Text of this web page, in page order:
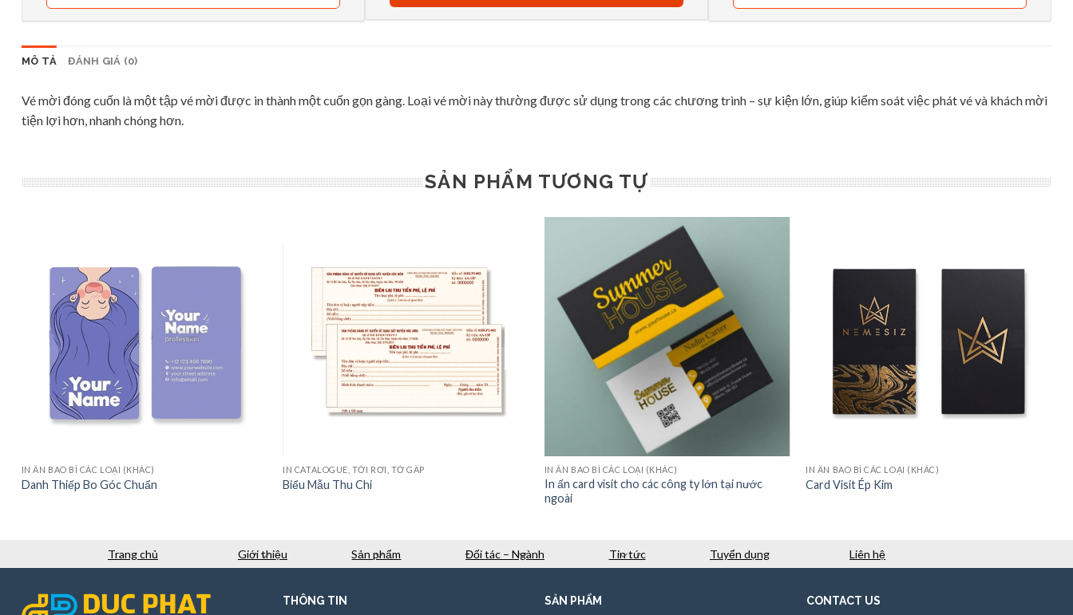
MÔ TẢ ĐÁNH GIÁ (0)
Vé mời đóng cuốn là một tập vé mời được in thành một cuốn gọn gàng. Loại vé mời này thường được sử dụng trong các chương trình – sự kiện lớn, giúp kiểm soát việc phát vé và khách mời
tiện lợi hơn, nhanh chóng hơn.
SẢN PHẨM TƯƠNG TỰ
IN ẤN BAO BÌ CÁC LOẠI (KHÁC)
Danh Thiếp Bo Góc Chuẩn
IN CATALOGUE, TỜI RƠI, TỜ GẤP
Biểu Mẫu Thu Chi
IN ẤN BAO BÌ CÁC LOẠI (KHÁC)
In ấn card visit cho các công ty lớn tại nước
ngoài
IN ẤN BAO BÌ CÁC LOẠI (KHÁC)
Card Visit Ép Kim
Trang chủ Giới thiệu Sản phẩm Đối tác – Ngành Tin tức Tuyển dụng Liên hệ
THÔNG TIN SẢN PHẨM CONTACT US